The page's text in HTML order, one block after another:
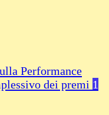
Performance
dei premi 1